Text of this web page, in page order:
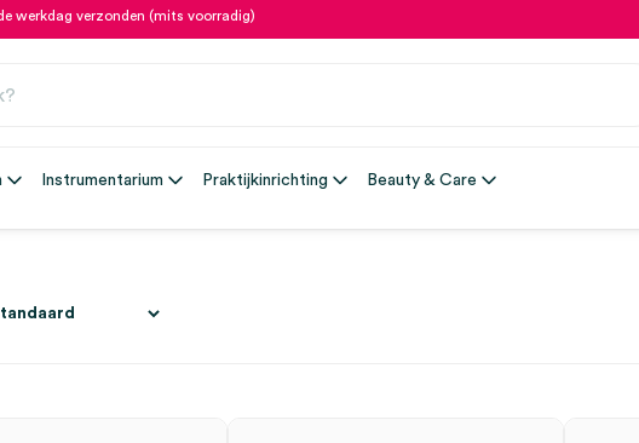
werkdag verzonden (mits voorradig)
Instrumentarium Praktijkinrichting Beauty & Care